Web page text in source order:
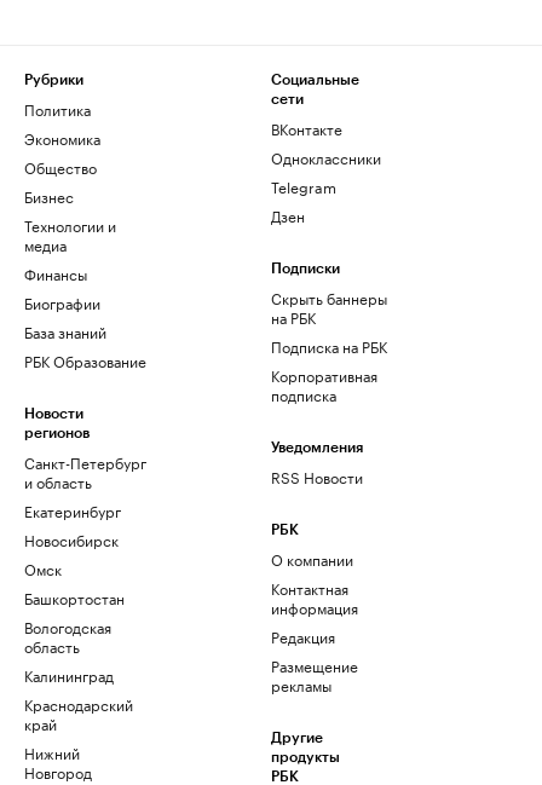
Рубрики
Политика
Экономика
Общество
Бизнес
Технологии и
медиа
Финансы
Биографии
База знаний
РБК Образование
Новости
регионов
Санкт-Петербург
и область
Екатеринбург
Новосибирск
Омск
Башкортостан
Вологодская
область
Калининград
Краснодарский
край
Нижний
Новгород
Социальные
сети
ВКонтакте
Одноклассники
Telegram
Дзен
Подписки
Скрыть баннеры
на РБК
Подписка на РБК
Корпоративная
подписка
Уведомления
RSS Новости
РБК
О компании
Контактная
информация
Редакция
Размещение
рекламы
Другие
продукты
РБК